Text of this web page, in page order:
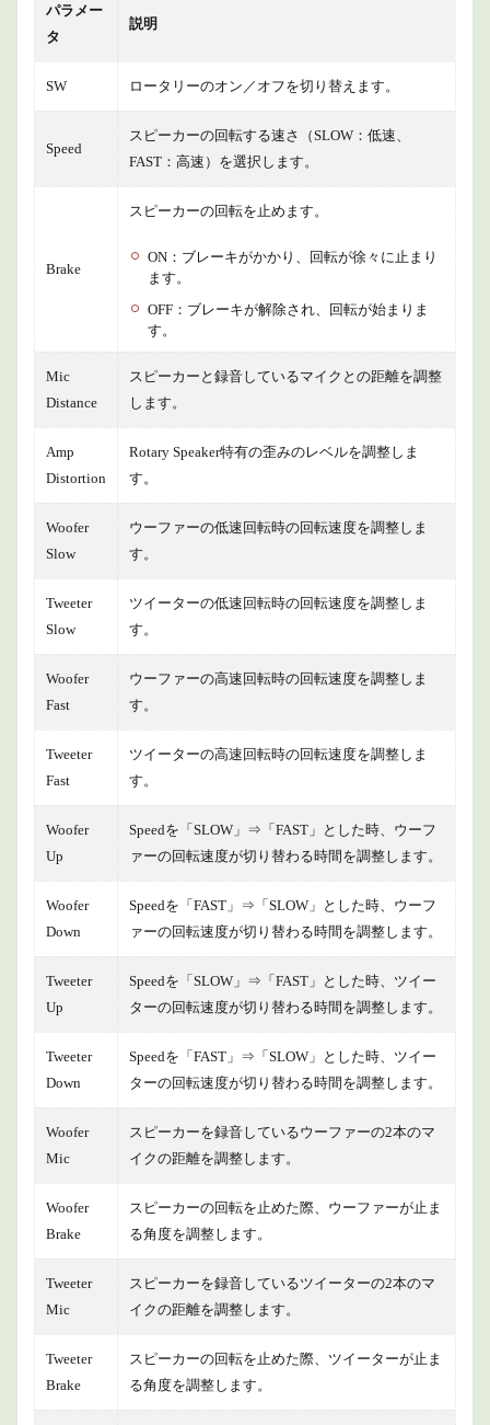
パラメー
タ
説明
SW ロータリーのオン／オフを切り替えます。
Speed
スピーカーの回転する速さ（SLOW：低速、
FAST：高速）を選択します。
Brake
スピーカーの回転を止めます。
ON：ブレーキがかかり、回転が徐々に止まり
ます。
OFF：ブレーキが解除され、回転が始まりま
す。
Mic
Distance
スピーカーと録音しているマイクとの距離を調整
します。
Amp
Distortion
Rotary Speaker特有の歪みのレベルを調整しま
す。
Woofer
Slow
ウーファーの低速回転時の回転速度を調整しま
す。
Tweeter
Slow
ツイーターの低速回転時の回転速度を調整しま
す。
Woofer
Fast
ウーファーの高速回転時の回転速度を調整しま
す。
Tweeter
Fast
ツイーターの高速回転時の回転速度を調整しま
す。
Woofer
Up
Speedを「SLOW」⇒「FAST」とした時、ウーフ
ァーの回転速度が切り替わる時間を調整します。
Woofer
Down
Speedを「FAST」⇒「SLOW」とした時、ウーフ
ァーの回転速度が切り替わる時間を調整します。
Tweeter
Up
Speedを「SLOW」⇒「FAST」とした時、ツイー
ターの回転速度が切り替わる時間を調整します。
Tweeter
Down
Speedを「FAST」⇒「SLOW」とした時、ツイー
ターの回転速度が切り替わる時間を調整します。
Woofer
Mic
スピーカーを録音しているウーファーの2本のマ
イクの距離を調整します。
Woofer
Brake
スピーカーの回転を止めた際、ウーファーが止ま
る角度を調整します。
Tweeter
Mic
スピーカーを録音しているツイーターの2本のマ
イクの距離を調整します。
Tweeter
Brake
スピーカーの回転を止めた際、ツイーターが止ま
る角度を調整します。